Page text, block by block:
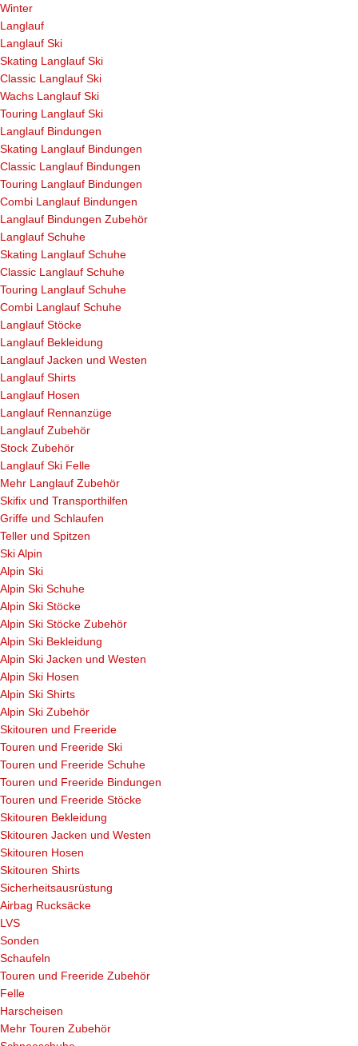
Winter
Langlauf
Langlauf Ski
Skating Langlauf Ski
Classic Langlauf Ski
Wachs Langlauf Ski
Touring Langlauf Ski
Langlauf Bindungen
Skating Langlauf Bindungen
Classic Langlauf Bindungen
Touring Langlauf Bindungen
Combi Langlauf Bindungen
Langlauf Bindungen Zubehör
Langlauf Schuhe
Skating Langlauf Schuhe
Classic Langlauf Schuhe
Touring Langlauf Schuhe
Combi Langlauf Schuhe
Langlauf Stöcke
Langlauf Bekleidung
Langlauf Jacken und Westen
Langlauf Shirts
Langlauf Hosen
Langlauf Rennanzüge
Langlauf Zubehör
Stock Zubehör
Langlauf Ski Felle
Mehr Langlauf Zubehör
Skifix und Transporthilfen
Griffe und Schlaufen
Teller und Spitzen
Ski Alpin
Alpin Ski
Alpin Ski Schuhe
Alpin Ski Stöcke
Alpin Ski Stöcke Zubehör
Alpin Ski Bekleidung
Alpin Ski Jacken und Westen
Alpin Ski Hosen
Alpin Ski Shirts
Alpin Ski Zubehör
Skitouren und Freeride
Touren und Freeride Ski
Touren und Freeride Schuhe
Touren und Freeride Bindungen
Touren und Freeride Stöcke
Skitouren Bekleidung
Skitouren Jacken und Westen
Skitouren Hosen
Skitouren Shirts
Sicherheitsausrüstung
Airbag Rucksäcke
LVS
Sonden
Schaufeln
Touren und Freeride Zubehör
Felle
Harscheisen
Mehr Touren Zubehör